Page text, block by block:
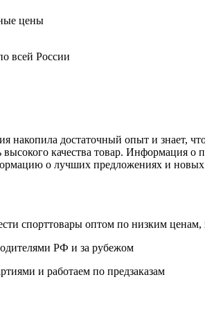
цены
всей России
накопила достаточный опыт и знает,
высокого качества товар. Информация
о лучших предложениях и новых
спорттовары оптом по низким ценам,
РФ и за рубежом
и работаем по предзаказам